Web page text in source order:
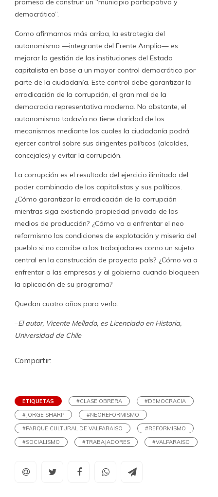
promesa de construir un “municipio participativo y
democrático”.
Como afirmamos más arriba, la estrategia del
autonomismo —integrante del Frente Amplio— es
mejorar la gestión de las instituciones del Estado
capitalista en base a un mayor control democrático por
parte de la ciudadanía. Este control debe garantizar la
erradicación de la corrupción, el gran mal de la
democracia representativa moderna. No obstante, el
autonomismo todavía no tiene claridad de los
mecanismos mediante los cuales la ciudadanía podrá
ejercer control sobre sus dirigentes políticos (alcaldes,
concejales) y evitar la corrupción.
La corrupción es el resultado del ejercicio ilimitado del
poder combinado de los capitalistas y sus políticos.
¿Cómo garantizar la erradicación de la corrupción
mientras siga existiendo propiedad privada de los
medios de producción? ¿Cómo va a enfrentar el neo
reformismo las condiciones de explotación y miseria del
pueblo si no concibe a los trabajadores como un sujeto
central en la construcción de proyecto país? ¿Cómo va a
enfrentar a las empresas y al gobierno cuando bloqueen
la aplicación de su programa?
Quedan cuatro años para verlo.
–El autor, Vicente Mellado, es Licenciado en Historia,
Universidad de Chile
Compartir:
ETIQUETAS #CLASE OBRERA
#DEMOCRACIA
#JORGE SHARP
#NEOREFORMISMO
#PARQUE CULTURAL DE VALPARAISO
#REFORMISMO
#SOCIALISMO
#TRABAJADORES #VALPARAISO